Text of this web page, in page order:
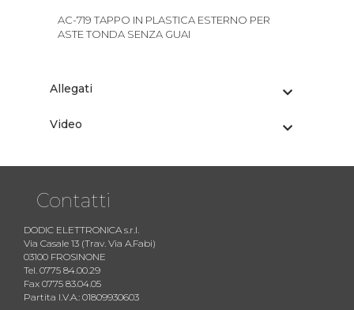
AC-719 TAPPO IN PLASTICA ESTERNO PER
ASTE TONDA SENZA GUAI
Allegati
Video
Contatti
DODIC ELETTRONICA s.r.l.
Via Casale 13 (Trav. Via A.Fabi)
03100 FROSINONE
Tel. 0775 84.00.29
Fax 0775 83.04.05
Partita I.V.A.: 01809930603